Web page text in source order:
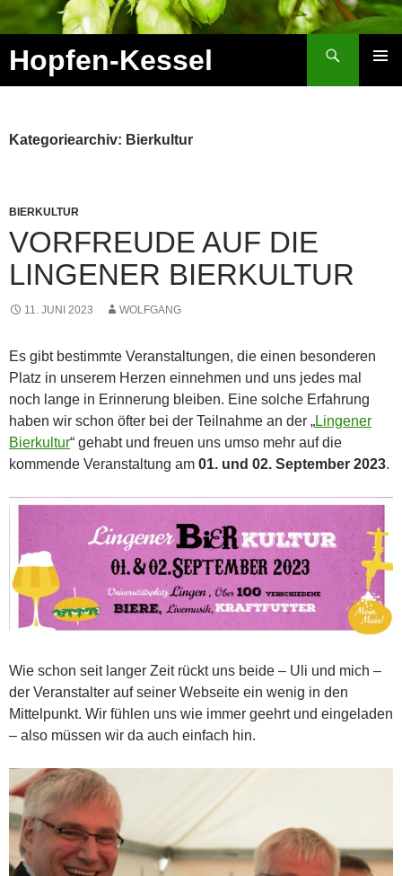
Zum
Inhalt
springen
Hopfen-Kessel
Kategoriearchiv: Bierkultur
BIERKULTUR
VORFREUDE AUF DIE
LINGENER BIERKULTUR
11. JUNI 2023 WOLFGANG
Es gibt bestimmte Veranstaltungen, die einen besonderen
Platz in unserem Herzen einnehmen und uns jedes mal
noch lange in Erinnerung bleiben. Eine solche Erfahrung
haben wir schon öfter bei der Teilnahme an der „Lingener
Bierkultur“ gehabt und freuen uns umso mehr auf die
kommende Veranstaltung am 01. und 02. September 2023.
Wie schon seit langer Zeit rückt uns beide – Uli und mich –
der Veranstalter auf seiner Webseite ein wenig in den
Mittelpunkt. Wir fühlen uns wie immer geehrt und eingeladen
– also müssen wir da auch einfach hin.